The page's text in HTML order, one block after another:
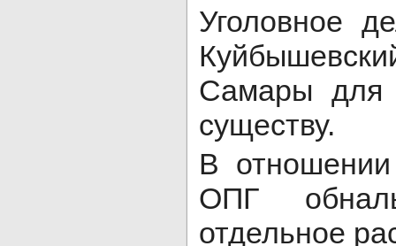
Уголовное
Самары для
существу.
В
ОПГ
отдельное